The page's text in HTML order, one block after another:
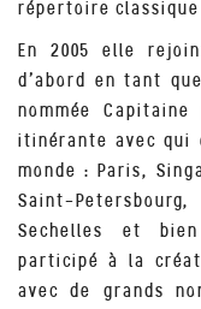
répertoire
En 2005 elle
d’abord en tant
nommée
itinérante avec qui
monde : Paris,
Saint-
Sechelles et
participé à la
avec de grands